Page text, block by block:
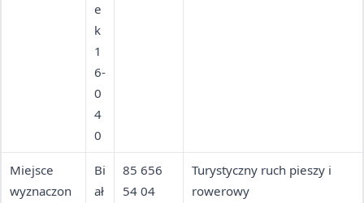
e
k
1
6-
0
4
0
Miejsce
wyznaczon
Bi
ał
85 656
54 04
Turystyczny ruch pieszy i
rowerowy